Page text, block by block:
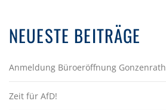
NEUESTE BEITRÄGE
Anmeldung Büroeröffnung Gonzenrath
Zeit für AfD!